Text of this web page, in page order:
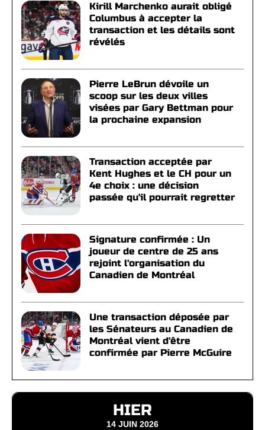
Kirill Marchenko aurait obligé
Columbus à accepter la
transaction et les détails sont
révélés
Pierre LeBrun dévoile un
scoop sur les deux villes
visées par Gary Bettman pour
la prochaine expansion
Transaction acceptée par
Kent Hughes et le CH pour un
4e choix : une décision
passée qu'il pourrait regretter
Signature confirmée : Un
joueur de centre de 25 ans
rejoint l'organisation du
Canadien de Montréal
Une transaction déposée par
les Sénateurs au Canadien de
Montréal vient d'être
confirmée par Pierre McGuire
HIER
14 JUIN 2026